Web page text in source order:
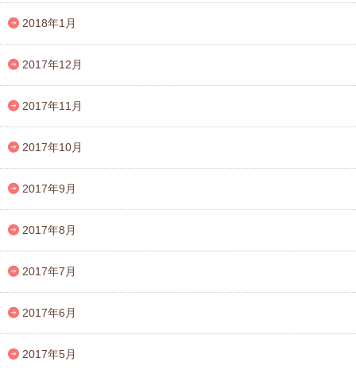
2018年1月
2017年12月
2017年11月
2017年10月
2017年9月
2017年8月
2017年7月
2017年6月
2017年5月